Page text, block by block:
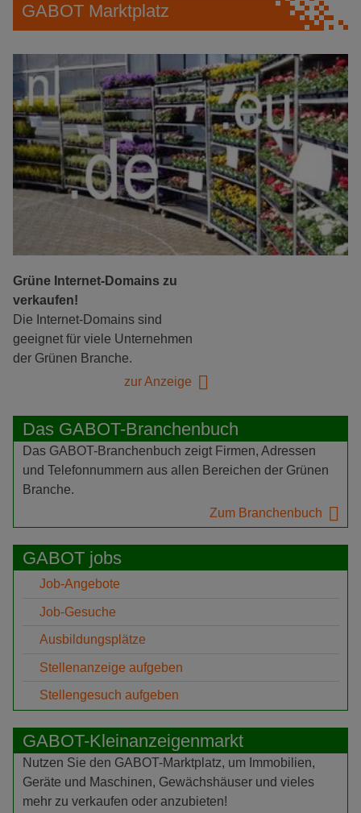
GABOT Marktplatz
Grüne Internet-Domains zu
verkaufen!
Die Internet-Domains sind
geeignet für viele Unternehmen
der Grünen Branche.
zur Anzeige
Das GABOT-Branchenbuch
Das GABOT-Branchenbuch zeigt Firmen, Adressen
und Telefonnummern aus allen Bereichen der Grünen
Branche.
Zum Branchenbuch
GABOT jobs
Job-Angebote
Job-Gesuche
Ausbildungsplätze
Stellenanzeige aufgeben
Stellengesuch aufgeben
GABOT-Kleinanzeigenmarkt
Nutzen Sie den GABOT-Marktplatz, um Immobilien,
Geräte und Maschinen, Gewächshäuser und vieles
mehr zu verkaufen oder anzubieten!